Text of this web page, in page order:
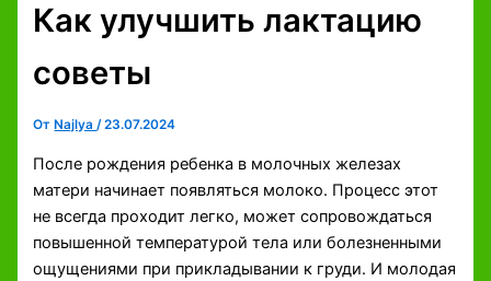
Как улучшить лактацию
советы
От Najlya/23.07.2024
После рождения ребенка в молочных железах
матери начинает появляться молоко. Процесс этот
не всегда проходит легко, может сопровождаться
повышенной температурой тела или болезненными
ощущениями при прикладывании к груди. И молодая